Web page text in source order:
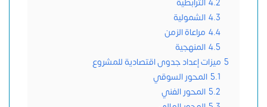
4.2 الترابطية
4.3 الشمولية
4.4 مراعاة الزمن
4.5 المنهجية
5 ميزات إعداد جدوى اقتصادية للمشروع
5.1 المحور السوقي
5.2 المحور الفني